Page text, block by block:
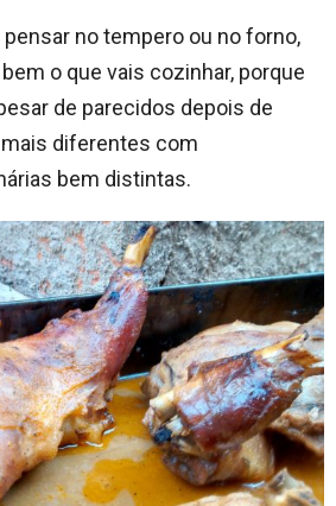
no tempero ou no forno,
o que vais cozinhar, porque
de parecidos depois de
diferentes com
bem distintas.